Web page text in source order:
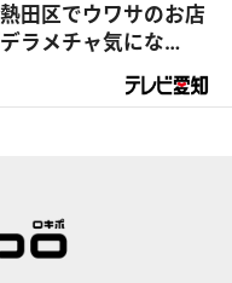
田区でウワサのお店
ラメチャ気にな